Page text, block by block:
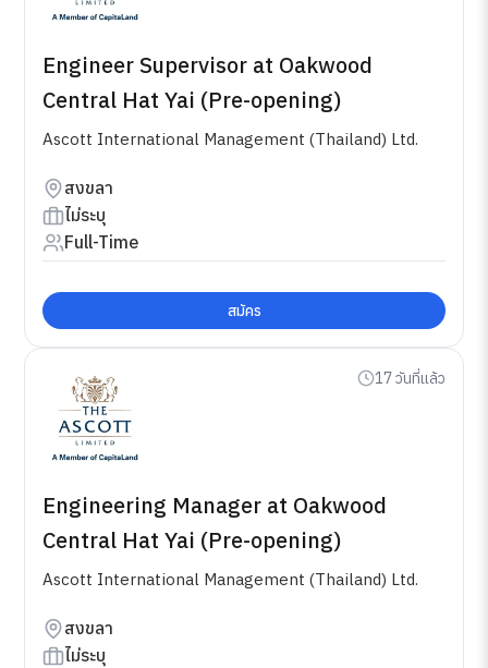
Engineer Supervisor at Oakwood
Central Hat Yai (Pre-opening)
Ascott International Management (Thailand) Ltd.
สงขลา
ไม่ระบุ
Full-Time
สมัคร
17 วันที่แล้ว
Engineering Manager at Oakwood
Central Hat Yai (Pre-opening)
Ascott International Management (Thailand) Ltd.
สงขลา
ไม่ระบุ